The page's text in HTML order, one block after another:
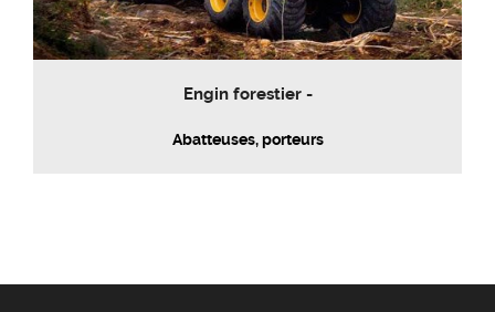
Engin forestier -
Abatteuses, porteurs